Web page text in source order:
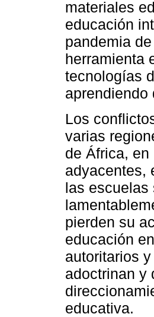
materiales
educación
pandemia
herramienta
tecnologías
aprendiendo
Los
varias
de África,
adyacentes,
las escuelas
pierden su
educación
autoritarios
adoctrinan y
educativa.